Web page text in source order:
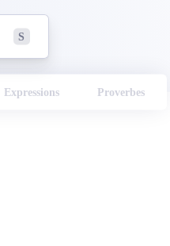
S
Expressions Proverbes